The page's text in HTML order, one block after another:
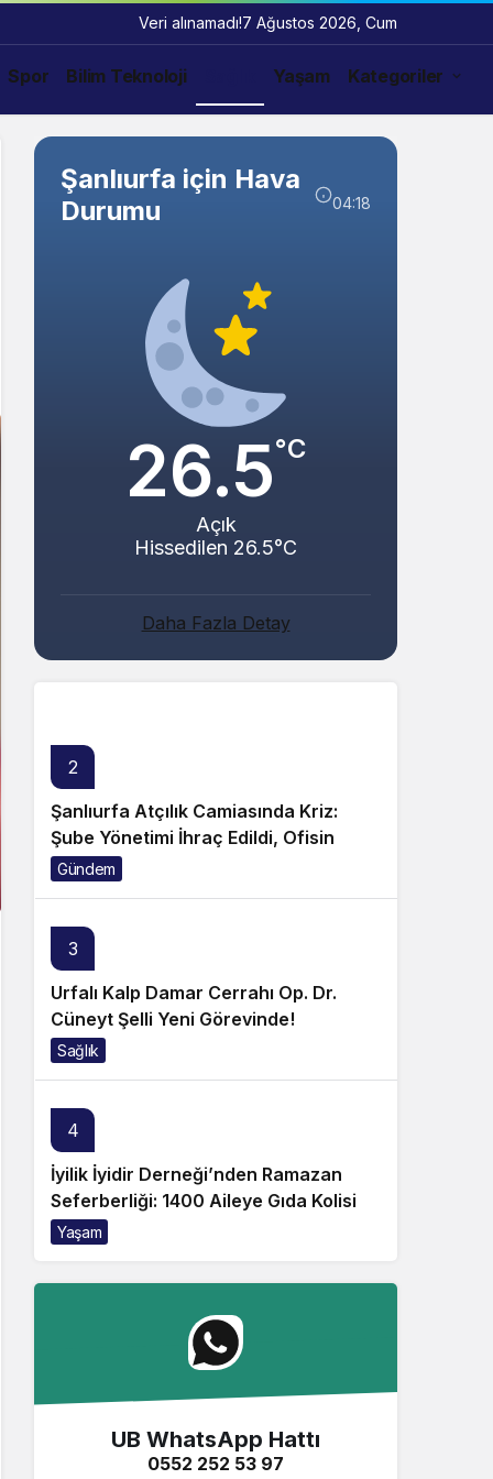
Veri alınamadı!7 Ağustos 2026, Cum
Spor Bilim Teknoloji Yaşam Kategoriler
Şanlıurfa için Hava
Durumu
04:18
26.5°C
Açık
Hissedilen 26.5°C
Daha Fazla Detay
Abacı ve Abul Ailelerinin Mutlu Günü!
2
Şanlıurfa Atçılık Camiasında Kriz:
Şube Yönetimi İhraç Edildi, Ofisin
Taşınmasına Tepki Büyüyor!
Gündem
3
Urfalı Kalp Damar Cerrahı Op. Dr.
Cüneyt Şelli Yeni Görevinde!
Sağlık
4
İyilik İyidir Derneği’nden Ramazan
Seferberliği: 1400 Aileye Gıda Kolisi
Yaşam
UB WhatsApp Hattı
0552 252 53 97